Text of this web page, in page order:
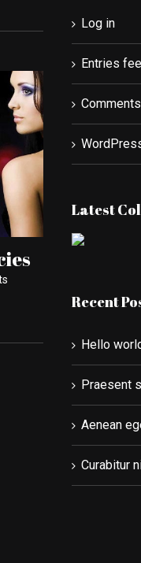
suscipit mas
29th, 2014
Log in
Entries
Latest
Recent
Hello
Praesent
Aenean
Curabitur